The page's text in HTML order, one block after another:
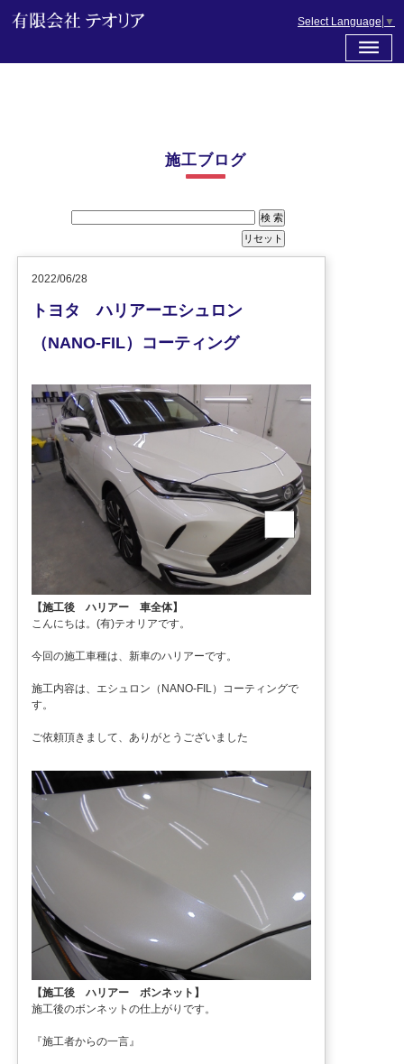
Select Language ▼
施工ブログ
2022/06/28
トヨタ ハリアーエシュロン
（NANO-FIL）コーティング
【施工後 ハリアー 車全体】
こんにちは。(有)テオリアです。
今回の施工車種は、新車のハリアーです。
施工内容は、エシュロン（NANO-FIL）コーティングで
す。
ご依頼頂きまして、ありがとうございました
【施工後 ハリアー ボンネット】
施工後のボンネットの仕上がりです。
『施工者からの一言』